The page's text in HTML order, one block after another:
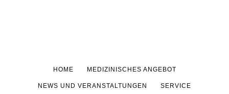
HOME MEDIZINISCHES ANGEBOT
NEWS UND VERANSTALTUNGEN SERVICE